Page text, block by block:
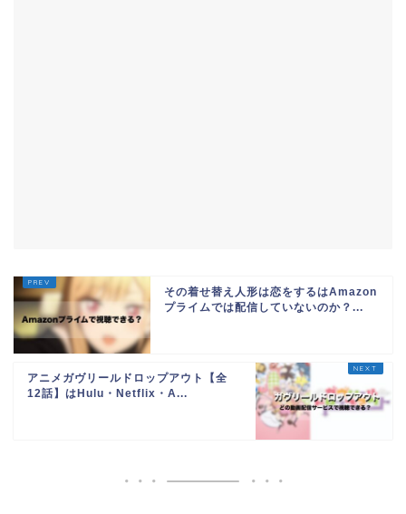
その着せ替え人形は恋をするはAmazon
プライムでは配信していないのか？...
アニメガヴリールドロップアウト【全
12話】はHulu・Netflix・A...